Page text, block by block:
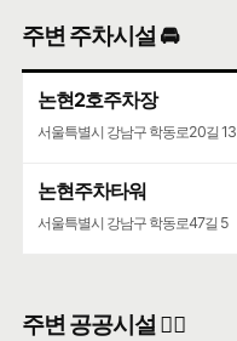
주변 주차시설 🚘
논현2호주차장
서울특별시 강남구 학동로20길 13
논현주차타워
서울특별시 강남구 학동로47길 5
주변 공공시설 👨‍✈️